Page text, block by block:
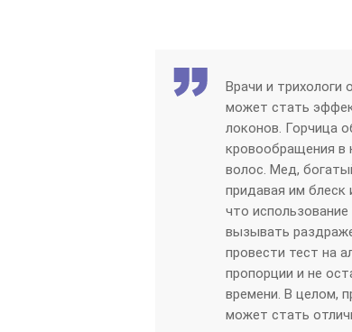
Врачи и
может стать
локонов. Горчица
кровообращения в
волос. Мед,
придавая им
что
вызывать
провести тест на
пропорции и не
времени. В целом,
может стать